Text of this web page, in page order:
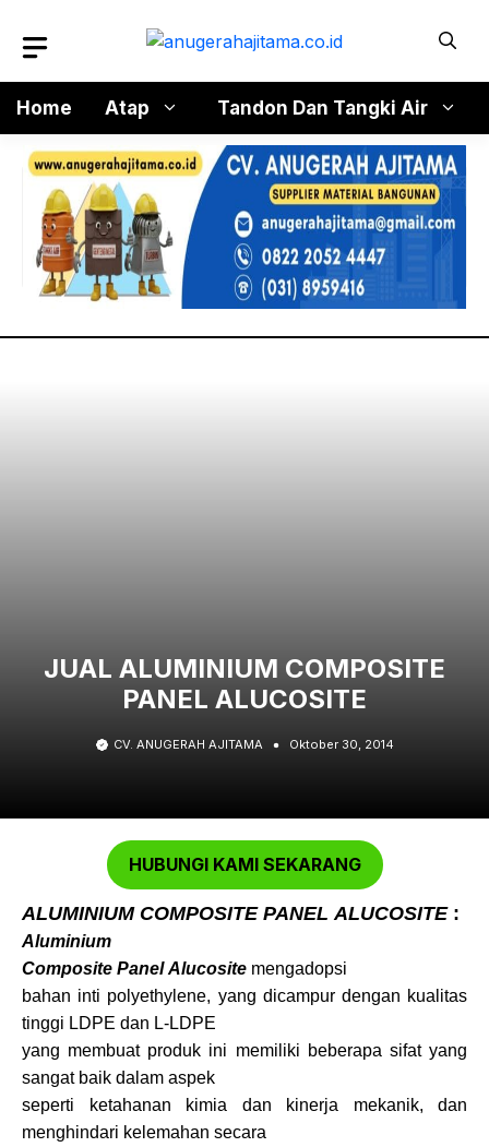
Home
Atap Tandon Dan Tangki Air
JUAL ALUMINIUM COMPOSITE
PANEL ALUCOSITE
CV. ANUGERAH AJITAMA Oktober 30, 2014
HUBUNGI KAMI SEKARANG
ALUMINIUM COMPOSITE PANEL ALUCOSITE :
Aluminium
Composite Panel Alucosite mengadopsi
bahan inti polyethylene, yang dicampur dengan kualitas
tinggi LDPE dan L-LDPE
yang membuat produk ini memiliki beberapa sifat yang
sangat baik dalam aspek
seperti ketahanan kimia dan kinerja mekanik, dan
menghindari kelemahan secara